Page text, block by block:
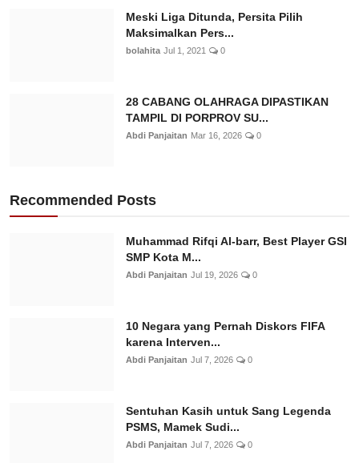
Meski Liga Ditunda, Persita Pilih
Maksimalkan Pers...
bolahita Jul 1, 2021 0
28 CABANG OLAHRAGA DIPASTIKAN
TAMPIL DI PORPROV SU...
Abdi Panjaitan Mar 16, 2026 0
Recommended Posts
Muhammad Rifqi Al-barr, Best Player GSI
SMP Kota M...
Abdi Panjaitan Jul 19, 2026 0
10 Negara yang Pernah Diskors FIFA
karena Interven...
Abdi Panjaitan Jul 7, 2026 0
Sentuhan Kasih untuk Sang Legenda
PSMS, Mamek Sudi...
Abdi Panjaitan Jul 7, 2026 0